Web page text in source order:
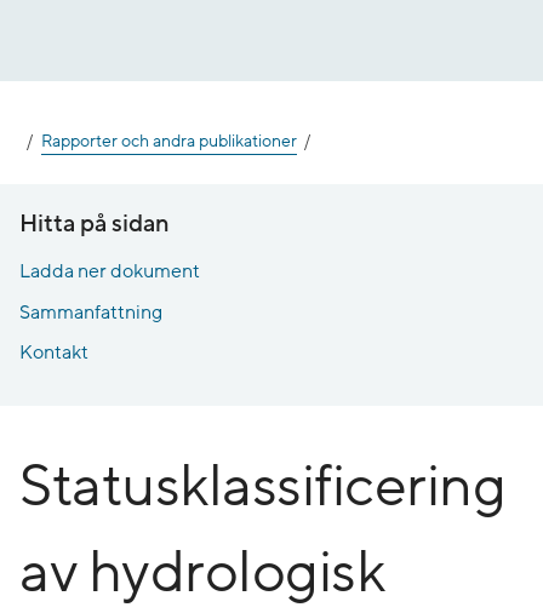
Rapporter och andra publikationer
Hitta på sidan
Ladda ner dokument
Sammanfattning
Kontakt
Statusklassificering
av hydrologisk